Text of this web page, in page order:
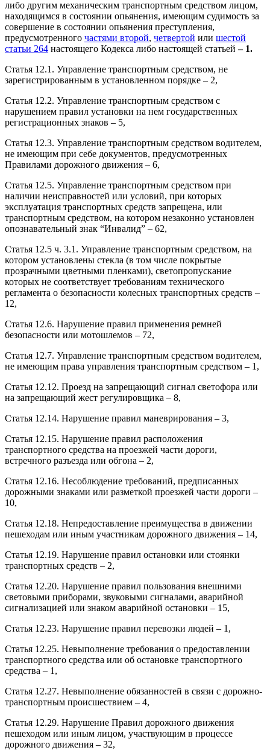
либо другим механическим транспортным средством лицом,
находящимся в состоянии опьянения, имеющим судимость за
совершение в состоянии опьянения преступления,
предусмотренного частями второй, четвертой или шестой
статьи 264 настоящего Кодекса либо настоящей статьей– 1.
Статья 12.1. Управление транспортным средством, не
зарегистрированным в установленном порядке – 2,
Статья 12.2. Управление транспортным средством с
нарушением правил установки на нем государственных
регистрационных знаков – 5,
Статья 12.3. Управление транспортным средством водителем,
не имеющим при себе документов, предусмотренных
Правилами дорожного движения – 6,
Статья 12.5. Управление транспортным средством при
наличии неисправностей или условий, при которых
эксплуатация транспортных средств запрещена, или
транспортным средством, на котором незаконно установлен
опознавательный знак “Инвалид” – 62,
Статья 12.5 ч. 3.1. Управление транспортным средством, на
котором установлены стекла (в том числе покрытые
прозрачными цветными пленками), светопропускание
которых не соответствует требованиям технического
регламента о безопасности колесных транспортных средств –
12,
Статья 12.6. Нарушение правил применения ремней
безопасности или мотошлемов – 72,
Статья 12.7. Управление транспортным средством водителем,
не имеющим права управления транспортным средством – 1,
Статья 12.12. Проезд на запрещающий сигнал светофора или
на запрещающий жест регулировщика – 8,
Статья 12.14. Нарушение правил маневрирования – 3,
Статья 12.15. Нарушение правил расположения
транспортного средства на проезжей части дороги,
встречного разъезда или обгона – 2,
Статья 12.16. Несоблюдение требований, предписанных
дорожными знаками или разметкой проезжей части дороги –
10,
Статья 12.18. Непредоставление преимущества в движении
пешеходам или иным участникам дорожного движения – 14,
Статья 12.19. Нарушение правил остановки или стоянки
транспортных средств – 2,
Статья 12.20. Нарушение правил пользования внешними
световыми приборами, звуковыми сигналами, аварийной
сигнализацией или знаком аварийной остановки – 15,
Статья 12.23. Нарушение правил перевозки людей – 1,
Статья 12.25. Невыполнение требования о предоставлении
транспортного средства или об остановке транспортного
средства – 1,
Статья 12.27. Невыполнение обязанностей в связи с дорожно-
транспортным происшествием – 4,
Статья 12.29. Нарушение Правил дорожного движения
пешеходом или иным лицом, участвующим в процессе
дорожного движения – 32,